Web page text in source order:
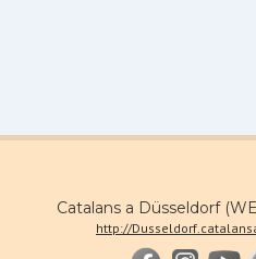
Catalans a Düsseldorf
http://